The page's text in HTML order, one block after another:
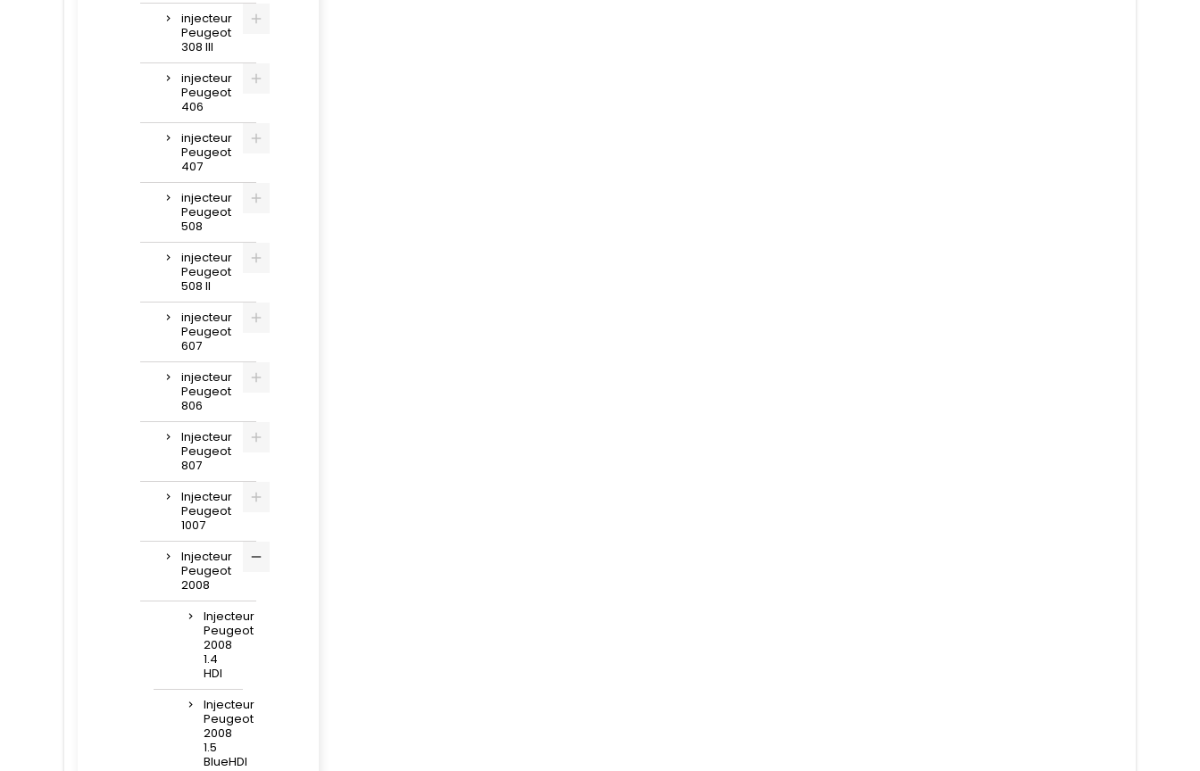
injecteur
Peugeot
308 III
injecteur
Peugeot
406
injecteur
Peugeot
407
injecteur
Peugeot
508
injecteur
Peugeot
508 II
injecteur
Peugeot
607
injecteur
Peugeot
806
Injecteur
Peugeot
807
Injecteur
Peugeot
1007
Injecteur
Peugeot
2008
Injecteur
Peugeot
2008
1.4
HDI
Injecteur
Peugeot
2008
1.5
BlueHDI